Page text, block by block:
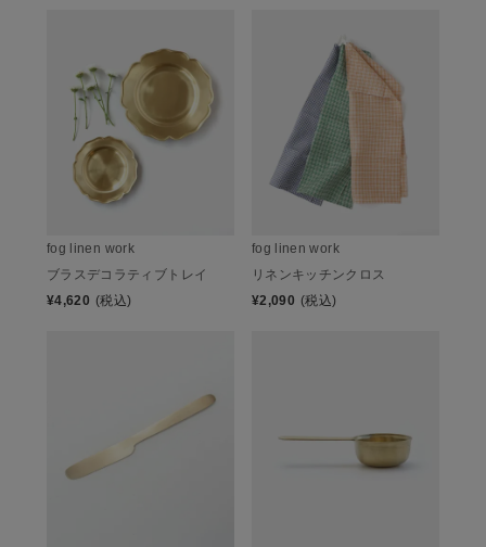
fog linen work
ブラスデコラティブトレイ
¥4,620 (税込)
fog linen work
リネンキッチンクロス
¥2,090 (税込)